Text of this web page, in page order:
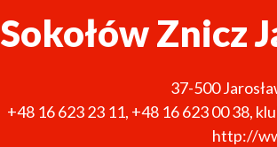
Sokołów Znicz
37-500
+48 16 623 23 11, +48 16 623 00 38,
http://